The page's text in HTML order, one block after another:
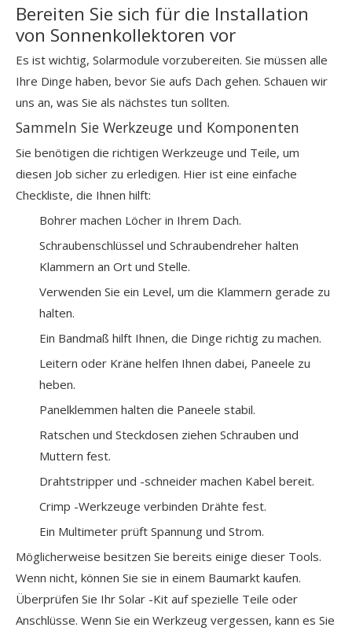
Bereiten Sie sich für die Installation
von Sonnenkollektoren vor
Es ist wichtig, Solarmodule vorzubereiten. Sie müssen alle
Ihre Dinge haben, bevor Sie aufs Dach gehen. Schauen wir
uns an, was Sie als nächstes tun sollten.
Sammeln Sie Werkzeuge und Komponenten
Sie benötigen die richtigen Werkzeuge und Teile, um
diesen Job sicher zu erledigen. Hier ist eine einfache
Checkliste, die Ihnen hilft:
Bohrer machen Löcher in Ihrem Dach.
Schraubenschlüssel und Schraubendreher halten
Klammern an Ort und Stelle.
Verwenden Sie ein Level, um die Klammern gerade zu
halten.
Ein Bandmaß hilft Ihnen, die Dinge richtig zu machen.
Leitern oder Kräne helfen Ihnen dabei, Paneele zu
heben.
Panelklemmen halten die Paneele stabil.
Ratschen und Steckdosen ziehen Schrauben und
Muttern fest.
Drahtstripper und -schneider machen Kabel bereit.
Crimp -Werkzeuge verbinden Drähte fest.
Ein Multimeter prüft Spannung und Strom.
Möglicherweise besitzen Sie bereits einige dieser Tools.
Wenn nicht, können Sie sie in einem Baumarkt kaufen.
Überprüfen Sie Ihr Solar -Kit auf spezielle Teile oder
Anschlüsse. Wenn Sie ein Werkzeug vergessen, kann es Sie